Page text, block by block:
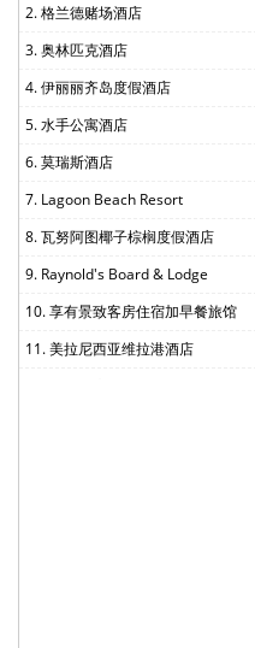
2. 格兰德赌场酒店
3. 奥林匹克酒店
4. 伊丽丽齐岛度假酒店
5. 水手公寓酒店
6. 莫瑞斯酒店
7. Lagoon Beach Resort
8. 瓦努阿图椰子棕榈度假酒店
9. Raynold's Board & Lodge
10. 享有景致客房住宿加早餐旅馆
11. 美拉尼西亚维拉港酒店